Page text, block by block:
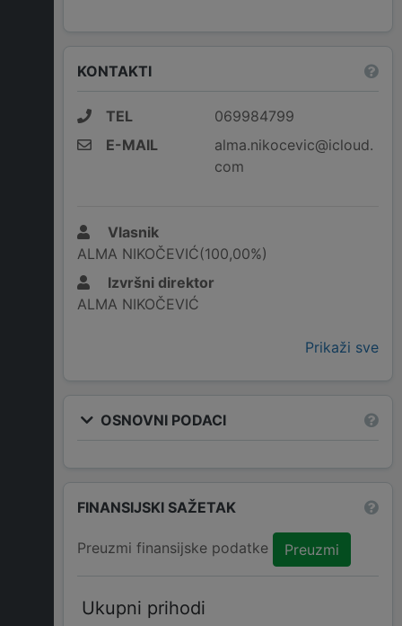
KONTAKTI
TEL
069984799
E-MAIL
alma.nikocevic@icloud.
com
Vlasnik
ALMA NIKOČEVIĆ(100,00%)
Izvršni direktor
ALMA NIKOČEVIĆ
Prikaži sve
OSNOVNI PODACI
FINANSIJSKI SAŽETAK
Preuzmi finansijske podatke Preuzmi
Ukupni prihodi